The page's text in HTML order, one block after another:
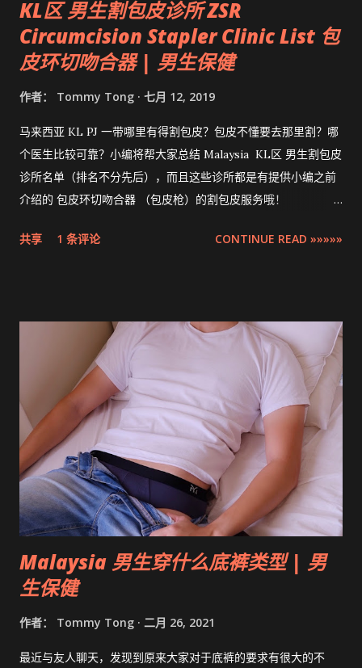
KL区 男生割包皮诊所 ZSR
Circumcision Stapler Clinic List 包
皮环切吻合器 | 男生保健
作者： Tommy Tong 七月 12, 2019
马来西亚 KL PJ 一带哪里有得割包皮？包皮不懂要去那里割？哪
个医生比较可靠？小编将帮大家总结 Malaysia KL区 男生割包皮
诊所名单（排名不分先后），而且这些诊所都是有提供小编之前
介绍的 包皮环切吻合器 （包皮枪）的割包皮服务哦！
Klang Valley 。
共享 1 条评论 CONTINUE READ »»»»»
Malaysia 男生穿什么底裤类型 | 男
生保健
作者： Tommy Tong 二月 26, 2021
最近与友人聊天，发现到原来大家对于底裤的要求有很大的不